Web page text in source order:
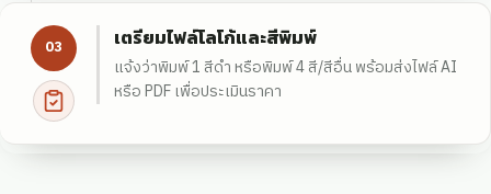
03 เตรียมไฟล์โลโก้และสีพิมพ์
แจ้งว่าพิมพ์ 1 สีดำ หรือพิมพ์ 4 สี/สีอื่น พร้อมส่งไฟล์ AI
หรือ PDF เพื่อประเมินราคา